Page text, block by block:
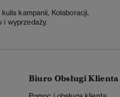
kampanii, Kolaboracji,
i wyprzedaży.
Biuro Obsługi Klienta